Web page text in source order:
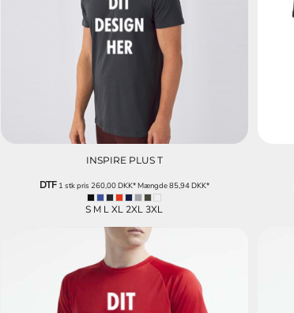
INSPIRE PLUS T
DTF1 stk pris 260,00DKK*Mængde85,94DKK*
S M L XL 2XL 3XL